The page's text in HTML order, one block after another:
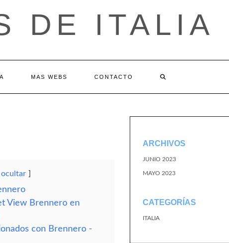
DE ITALIA
MAS WEBS CONTACTO
ocultar
View Brennero en
con Brennero -
ARCHIVOS
JUNIO 2023
MAYO 2023
CATEGORÍAS
ITALIA